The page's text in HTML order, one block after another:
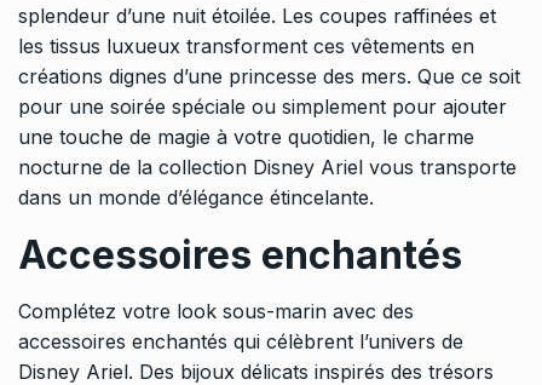
splendeur d’une nuit étoilée. Les coupes raffinées et
les tissus luxueux transforment ces vêtements en
créations dignes d’une princesse des mers. Que ce soit
pour une soirée spéciale ou simplement pour ajouter
une touche de magie à votre quotidien, le charme
nocturne de la collection Disney Ariel vous transporte
dans un monde d’élégance étincelante.
Accessoires enchantés
Complétez votre look sous-marin avec des
accessoires enchantés qui célèbrent l’univers de
Disney Ariel. Des bijoux délicats inspirés des trésors